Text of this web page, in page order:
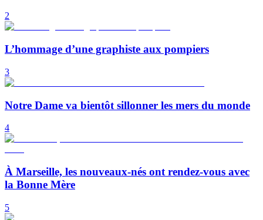
2
L’hommage d’une graphiste aux pompiers
3
Notre Dame va bientôt sillonner les mers du monde
4
À Marseille, les nouveaux-nés ont rendez-vous avec
la Bonne Mère
5